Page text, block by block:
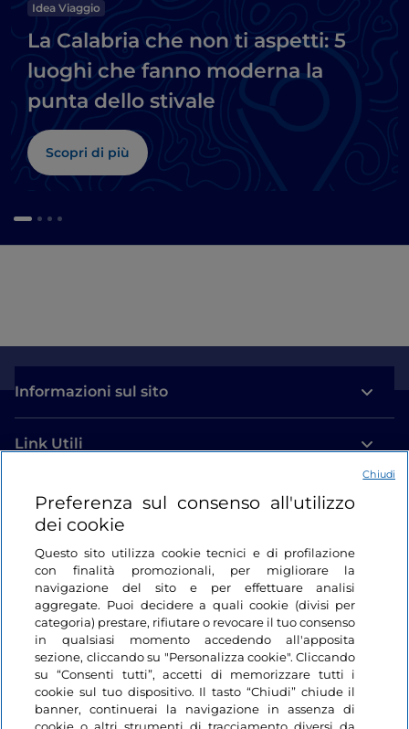
Idea Viaggio
La Calabria che non ti aspetti: 5
luoghi che fanno moderna la
punta dello stivale
Scopri di più
Informazioni sul sito
Link Utili
Login
Restiamo in contatto
Preferenza sul consenso all'utilizzo
dei cookie
Questo sito utilizza cookie tecnici e di profilazione
con finalità promozionali, per migliorare la
navigazione del sito e per effettuare analisi
aggregate. Puoi decidere a quali cookie (divisi per
categoria) prestare, rifiutare o revocare il tuo consenso
in qualsiasi momento accedendo all'apposita
sezione, cliccando su "Personalizza cookie". Cliccando
su “Consenti tutti”, accetti di memorizzare tutti i
cookie sul tuo dispositivo. Il tasto “Chiudi” chiude il
banner, continuerai la navigazione in assenza di
Chiudi